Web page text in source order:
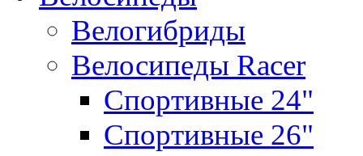
Велогибриды
Велосипеды Racer
Спортивные 24"
Спортивные 26"